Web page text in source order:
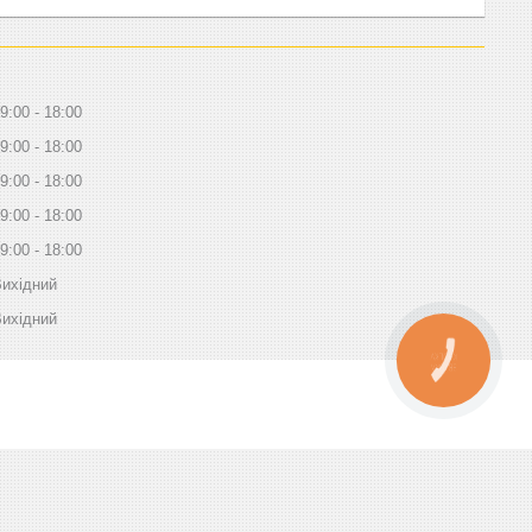
18:00
18:00
18:00
18:00
18:00
КНОПКА
ЗВ'ЯЗКУ